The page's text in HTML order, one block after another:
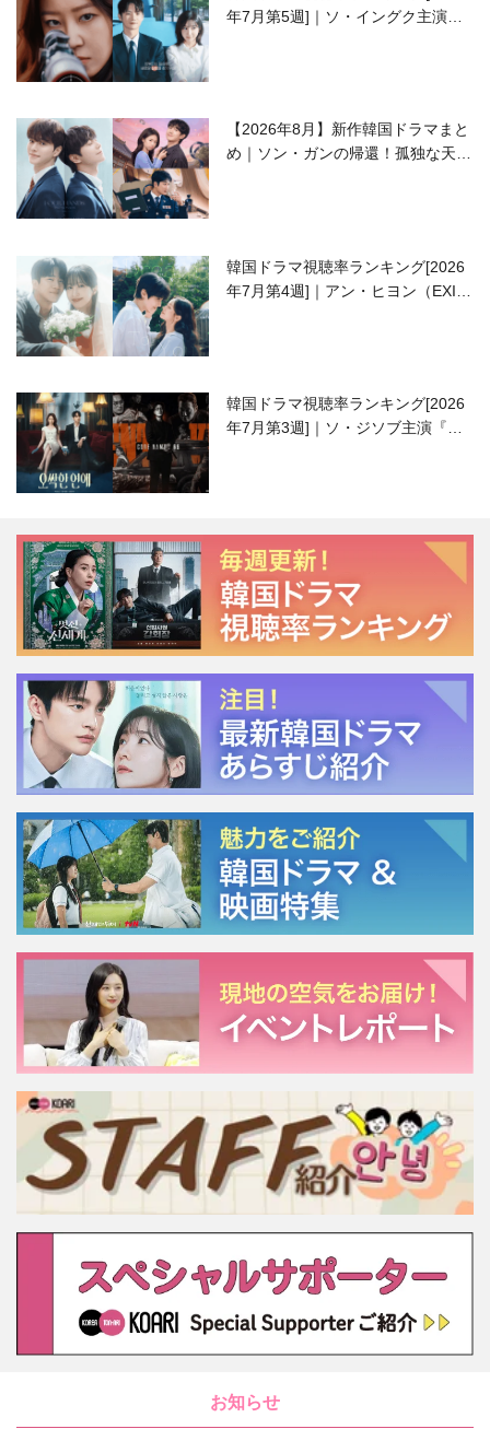
年7月第5週]｜ソ・イングク主演の
【2026年8月】新作韓国ドラマまと
め｜ソン・ガンの帰還！孤独な天才
韓国ドラマ視聴率ランキング[2026
年7月第4週]｜アン・ヒヨン（EXID
韓国ドラマ視聴率ランキング[2026
年7月第3週]｜ソ・ジソブ主演『エ
お知らせ